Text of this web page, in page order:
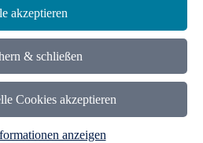
akzeptieren
& schließen
Cookies akzeptieren
anzeigen